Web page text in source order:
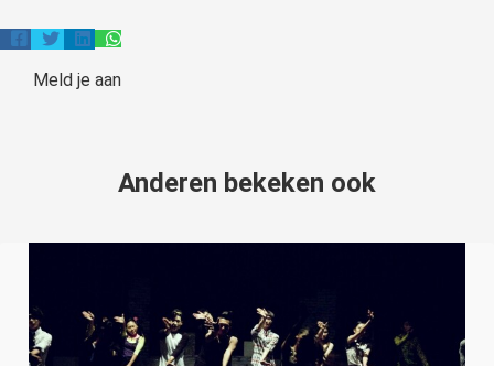
Meld je aan
Anderen bekeken ook